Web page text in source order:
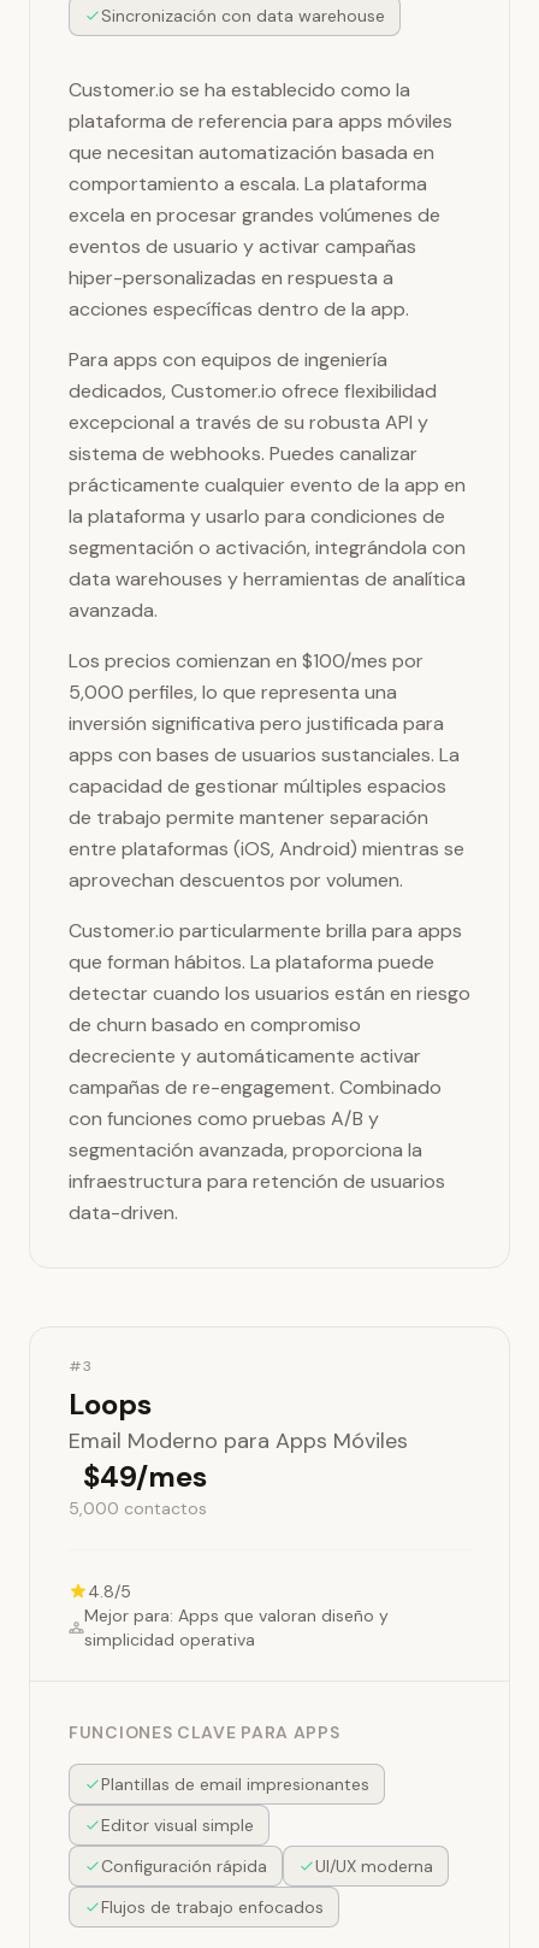
Sincronización con data warehouse
Customer.io se ha establecido como la
plataforma de referencia para apps móviles
que necesitan automatización basada en
comportamiento a escala. La plataforma
excela en procesar grandes volúmenes de
eventos de usuario y activar campañas
hiper-personalizadas en respuesta a
acciones específicas dentro de la app.
Para apps con equipos de ingeniería
dedicados, Customer.io ofrece flexibilidad
excepcional a través de su robusta API y
sistema de webhooks. Puedes canalizar
prácticamente cualquier evento de la app en
la plataforma y usarlo para condiciones de
segmentación o activación, integrándola con
data warehouses y herramientas de analítica
avanzada.
Los precios comienzan en $100/mes por
5,000 perfiles, lo que representa una
inversión significativa pero justificada para
apps con bases de usuarios sustanciales. La
capacidad de gestionar múltiples espacios
de trabajo permite mantener separación
entre plataformas (iOS, Android) mientras se
aprovechan descuentos por volumen.
Customer.io particularmente brilla para apps
que forman hábitos. La plataforma puede
detectar cuando los usuarios están en riesgo
de churn basado en compromiso
decreciente y automáticamente activar
campañas de re-engagement. Combinado
con funciones como pruebas A/B y
segmentación avanzada, proporciona la
infraestructura para retención de usuarios
data-driven.
#3
Loops
Email Moderno para Apps Móviles
$49/mes
5,000 contactos
4.8/5
Mejor para: Apps que valoran diseño y
simplicidad operativa
FUNCIONES CLAVE PARA APPS
Plantillas de email impresionantes
Editor visual simple
Configuración rápida
UI/UX moderna
Flujos de trabajo enfocados